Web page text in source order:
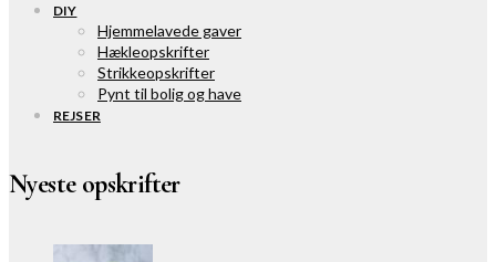
DIY
Hjemmelavede gaver
Hækleopskrifter
Strikkeopskrifter
Pynt til bolig og have
REJSER
Nyeste opskrifter